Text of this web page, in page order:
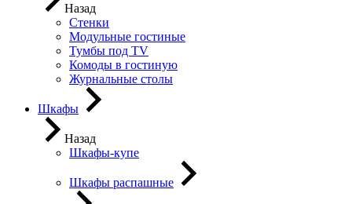
Назад
Стенки
Модульные гостиные
Тумбы под ТV
Комоды в гостиную
Журнальные столы
Шкафы
Назад
Шкафы-купе
Шкафы распашные